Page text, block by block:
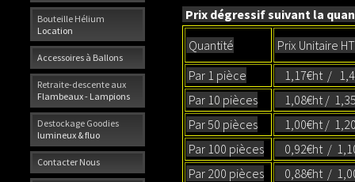
Bouteille Hélium
Location
Accessoires à Ballons
Retraite-descente aux
Flambeaux - Lampions
Destockage Goodies
lumineux & fluo
Contacter Nous
Prix dégressif suivant la
Quantité
Prix Unitaire
Par 1 pièce
1,17€ht /
Par 10 pièces
1,08€ht /
Par 50 pièces
1,00€ht /
Par 100 pièces
0,92€ht /
Par 200 pièces
0,88€ht /